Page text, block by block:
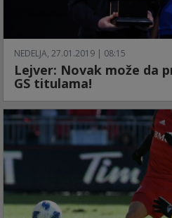
NEDELJA, 27.01.2019 | 08:15
Lejver: Novak može da
GS titulama!